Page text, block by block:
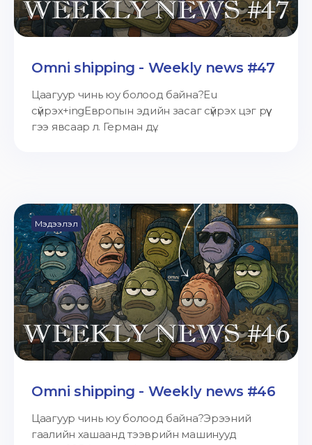
Omni shipping - Weekly news #47
Цаагуур чинь юу болоод байна?Eu
сүйрэх+ingЕвропын эдийн засаг сүйрэх цэг рүү
гээ явсаар л. Герман дү...
Мэдээлэл
Omni shipping - Weekly news #46
Цаагуур чинь юу болоод байна?Эрээний
гаалийн хашаанд тээврийн машинууд